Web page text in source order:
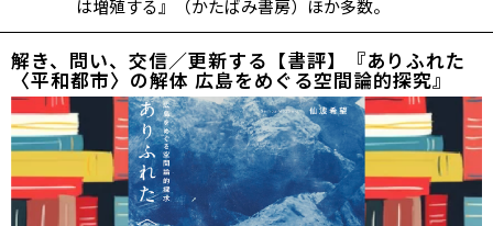
は増殖する』（かたばみ書房）ほか多数。
解き、問い、交信／更新する【書評】『ありふれた
〈平和都市〉の解体 広島をめぐる空間論的探究』